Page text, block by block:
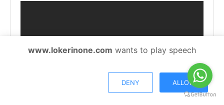
www.lokerinone.com wants to play speech
DENY ALLOW